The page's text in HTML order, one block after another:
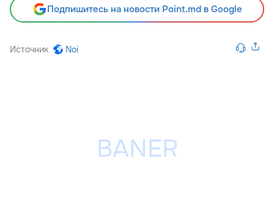
Подпишитесь на новости Point.md в Google
Источник Noi